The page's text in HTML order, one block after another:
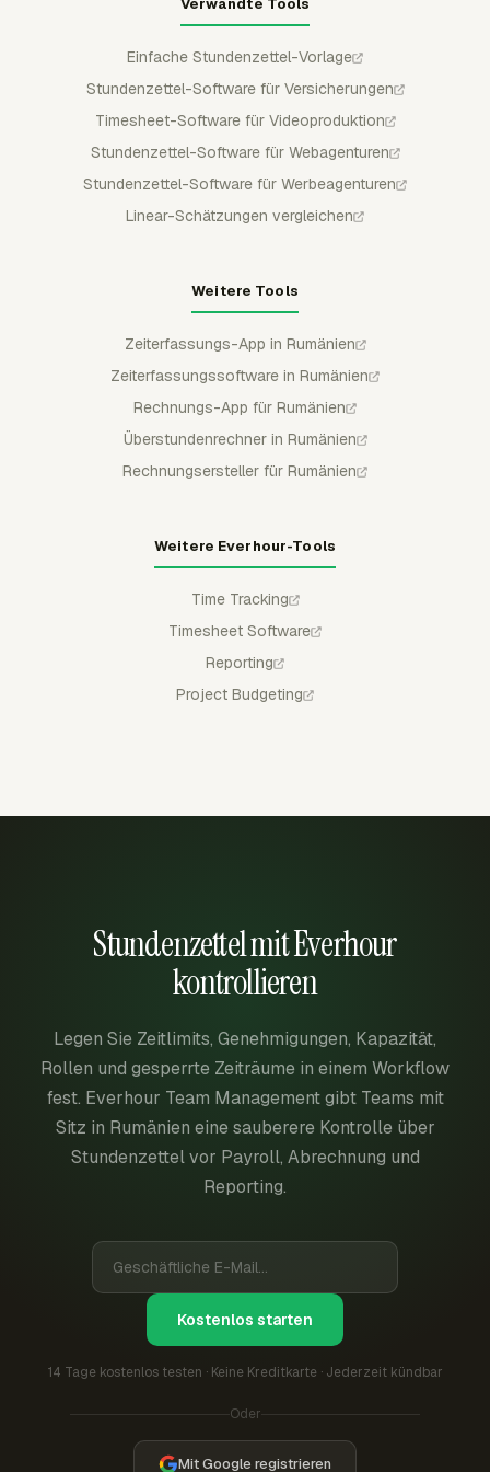
Einfache Stundenzettel-Vorlage
Stundenzettel-Software für Versicherungen
Timesheet-Software für Videoproduktion
Stundenzettel-Software für Webagenturen
Stundenzettel-Software für Werbeagenturen
Linear-Schätzungen vergleichen
Weitere Tools
Zeiterfassungs-App in Rumänien
Zeiterfassungssoftware in Rumänien
Rechnungs-App für Rumänien
Überstundenrechner in Rumänien
Rechnungsersteller für Rumänien
Weitere Everhour-Tools
Time Tracking
Timesheet Software
Reporting
Project Budgeting
Stundenzettel mit Everhour
kontrollieren
Legen Sie Zeitlimits, Genehmigungen, Kapazität,
Rollen und gesperrte Zeiträume in einem Workflow
fest. Everhour Team Management gibt Teams mit
Sitz in Rumänien eine sauberere Kontrolle über
Stundenzettel vor Payroll, Abrechnung und
Reporting.
Kostenlos starten
14 Tage kostenlos testen · Keine Kreditkarte · Jederzeit kündbar
Oder
Mit Google registrieren